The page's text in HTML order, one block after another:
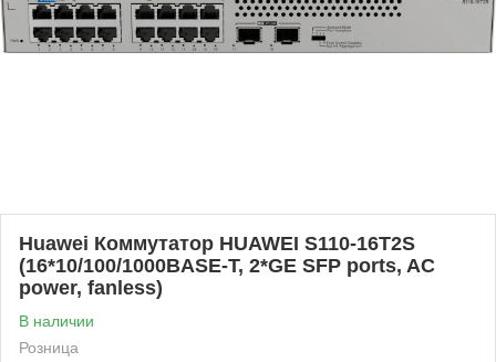
Huawei Коммутатор HUAWEI S110-16T2S
(16*10/100/1000BASE-T, 2*GE SFP ports, AC
power, fanless)
В наличии
Розница